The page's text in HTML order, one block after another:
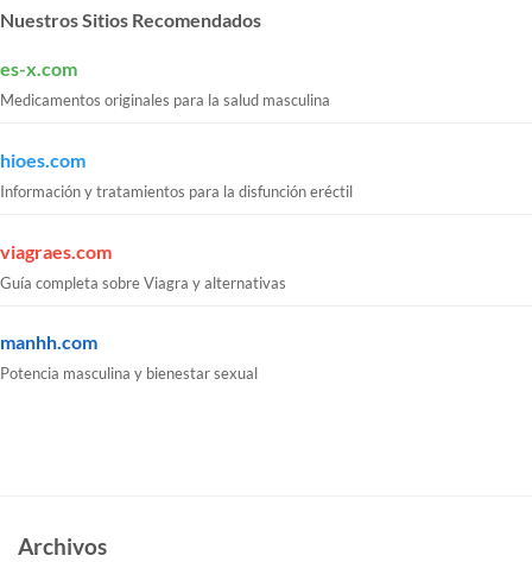
Nuestros Sitios Recomendados
es-x.com
Medicamentos originales para la salud masculina
hioes.com
Información y tratamientos para la disfunción eréctil
viagraes.com
Guía completa sobre Viagra y alternativas
manhh.com
Potencia masculina y bienestar sexual
Archivos